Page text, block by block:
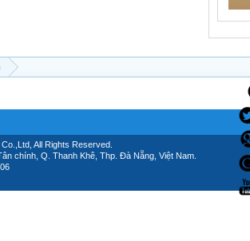
All Rights Reserved.
chính, Q. Thanh Khê, Thp. Đà Nẵng, Việt Nam.